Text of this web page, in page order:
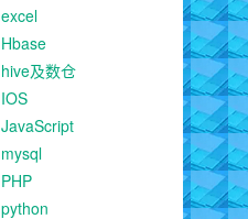
excel
Hbase
hive及数仓
IOS
JavaScript
mysql
PHP
python